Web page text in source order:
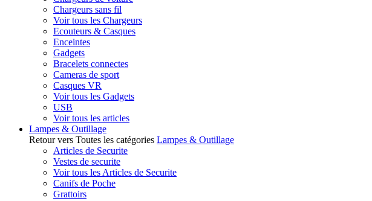
Chargeurs sans fil
Voir tous les Chargeurs
Ecouteurs & Casques
Enceintes
Gadgets
Bracelets connectes
Cameras de sport
Casques VR
Voir tous les Gadgets
USB
Voir tous les articles
Lampes & Outillage
Retour vers Toutes les catégories Lampes & Outillage
Articles de Securite
Vestes de securite
Voir tous les Articles de Securite
Canifs de Poche
Grattoirs